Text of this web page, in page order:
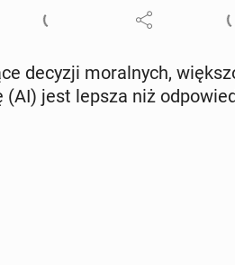
decyzji mo­ral­nych,
jest lepsza niż